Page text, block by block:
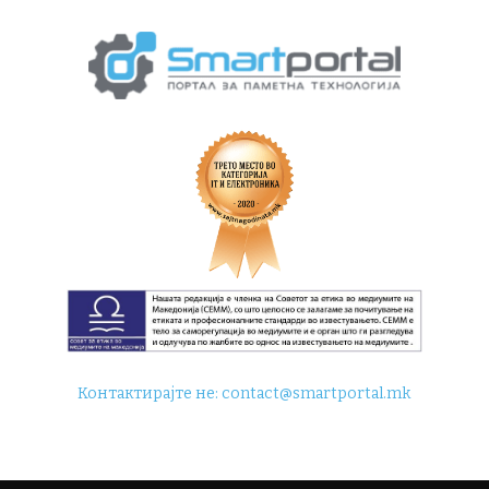
Контактирајте не:contact@smartportal.mk